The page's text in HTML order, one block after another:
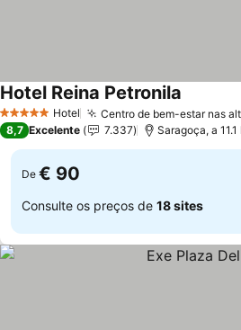
5 Estrelas Hotel Centro de bem-estar nas
Hotel Reina Petronila
8,7 Excelente 7.337 Saragoça, a
De € 90
Consulte os preços de 18 sites